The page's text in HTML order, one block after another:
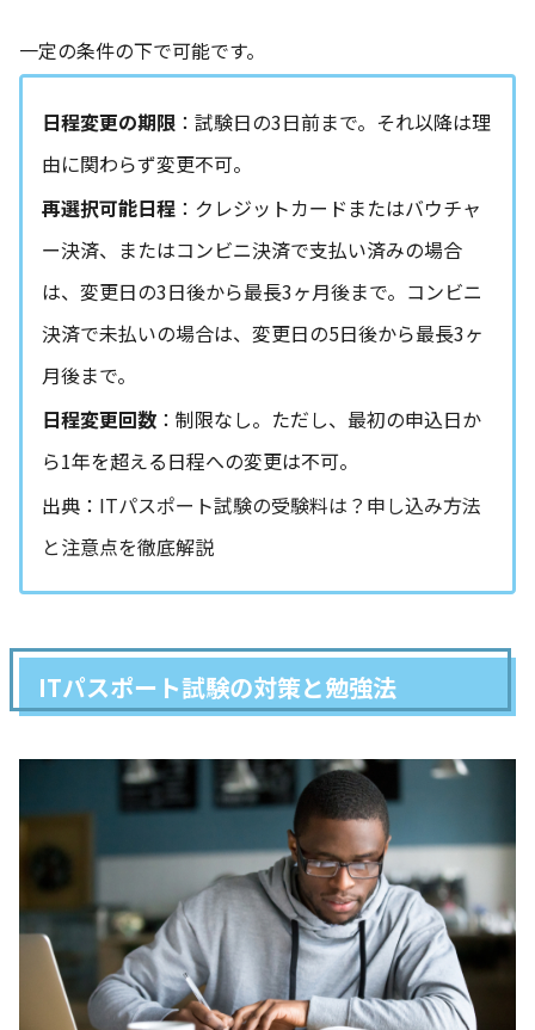
一定の条件の下で可能です。
日程変更の期限 ：試験日の3日前まで。それ以降は理
由に関わらず変更不可。
再選択可能日程 ：クレジットカードまたはバウチャ
ー決済、またはコンビニ決済で支払い済みの場合
は、変更日の3日後から最長3ヶ月後まで。コンビニ
決済で未払いの場合は、変更日の5日後から最長3ヶ
月後まで。
日程変更回数 ：制限なし。ただし、最初の申込日か
ら1年を超える日程への変更は不可。
出典： ITパスポート試験の受験料は？申し込み方法
と注意点を徹底解説
ITパスポート試験の対策と勉強法